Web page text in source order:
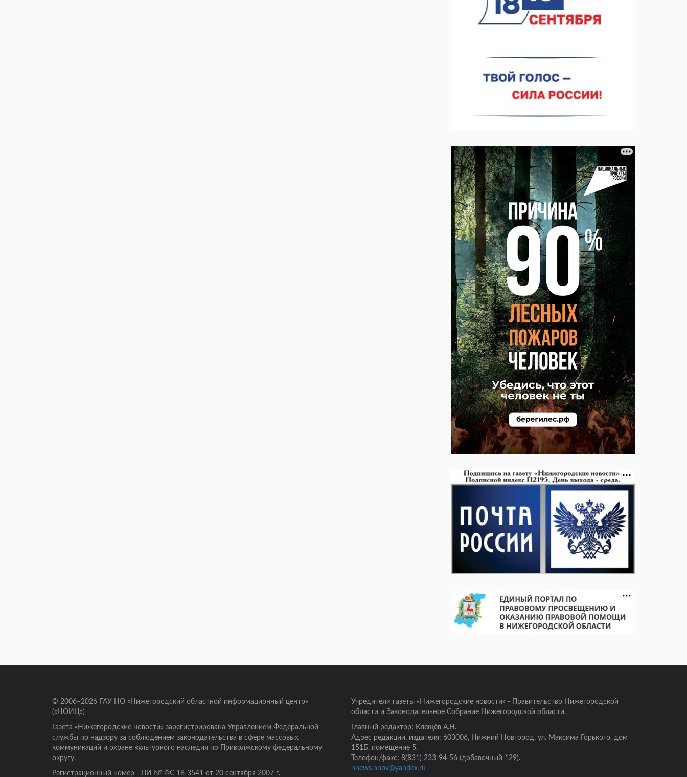
Новгороде до 16 августа в связи с покраской
телебашни
07.08.2026 11:20
© 2006–2026 ГАУ НО «Нижегородский областной информационный центр»
(«НОИЦ»)
Газета «Нижегородские новости» зарегистрирована Управлением Федеральной
службы по надзору за соблюдением законодательства в сфере массовых
коммуникаций и охране культурного наследия по Приволжскому федеральному
округу.
Регистрационный номер - ПИ № ФС 18-3541 от 20 сентября 2007 г.
Учредители газеты «Нижегородские новости» - Правительство Нижегородской
области и Законодательное Собрание Нижегородской области.
Главный редактор: Клещёв А.Н.
Адрес редакции, издателя: 603006, Нижний Новгород, ул. Максима Горького, дом
151Б, помещение 5.
Телефон/факс: 8(831) 233-94-56 (добавочный 129).
nnews.nnov@yandex.ru